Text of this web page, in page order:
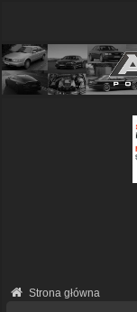
Strona główna